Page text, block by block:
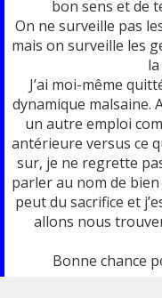
bon sens et de
On ne surveille pas
mais on surveille les
J’ai moi-même
dynamique malsaine.
un autre emploi
antérieure versus ce
sur, je ne regrette
parler au nom de bien
peut du sacrifice et
allons nous
Bonne chance